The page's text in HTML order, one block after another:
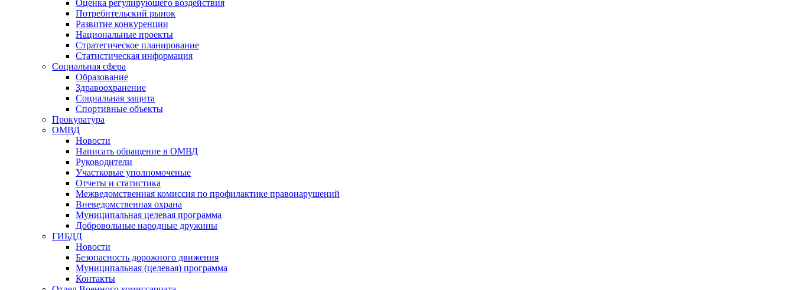
Оценка регулирующего воздействия
Потребительский рынок
Развитие конкуренции
Национальные проекты
Стратегическое планирование
Статистическая информация
Социальная сфера
Образование
Здравоохранение
Социальная защита
Спортивные объекты
Прокуратура
ОМВД
Новости
Написать обращение в ОМВД
Руководители
Участковые уполномоченые
Отчеты и статистика
Межведомственная комиссия по профилактике правонарушений
Вневедомственная охрана
Муниципальная целевая программа
Добровольные народные дружины
ГИБДД
Новости
Безопасность дорожного движения
Муниципальная (целевая) программа
Контакты